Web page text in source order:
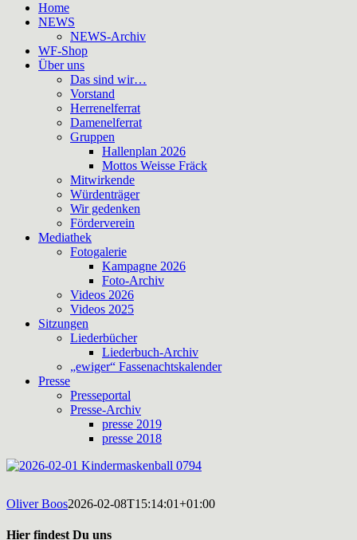
Home
NEWS
NEWS-Archiv
WF-Shop
Über uns
Das sind wir…
Vorstand
Herrenelferrat
Damenelferrat
Gruppen
Hallenplan 2026
Mottos Weisse Fräck
Mitwirkende
Würdenträger
Wir gedenken
Förderverein
Mediathek
Fotogalerie
Kampagne 2026
Foto-Archiv
Videos 2026
Videos 2025
Sitzungen
Liederbücher
Liederbuch-Archiv
„ewiger“ Fassenachtskalender
Presse
Presseportal
Presse-Archiv
presse 2019
presse 2018
Oliver Boos2026-02-08T15:14:01+01:00
Hier findest Du uns